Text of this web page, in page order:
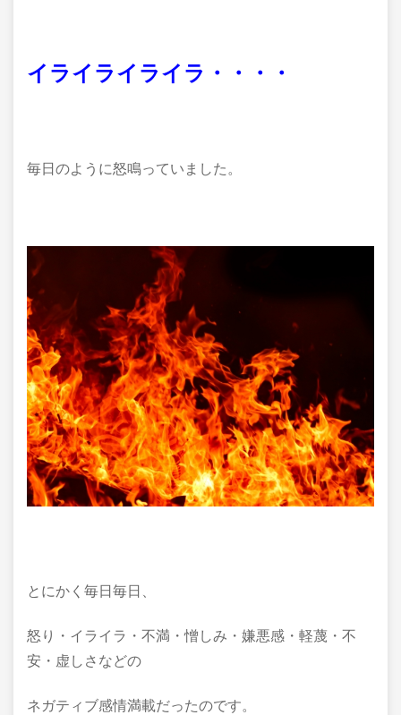
イライライライラ・・・・
毎日のように怒鳴っていました。
とにかく毎日毎日、
怒り・イライラ・不満・憎しみ・嫌悪感・軽蔑・不
安・虚しさなどの
ネガティブ感情満載だったのです。